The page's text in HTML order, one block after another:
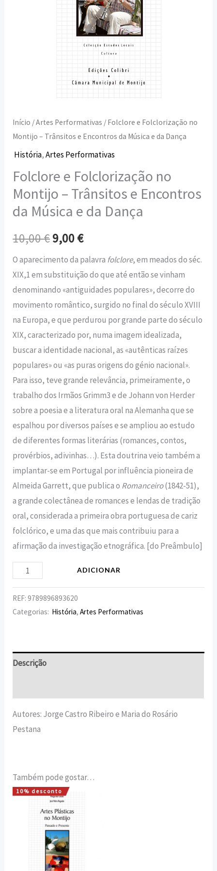
Início /Artes Performativas / Folclore e Folclorização no
Montijo – Trânsitos e Encontros da Música e da Dança
História,Artes Performativas
Folclore e Folclorização no
Montijo – Trânsitos e Encontros
da Música e da Dança
10,00€9,00€
O aparecimento da palavra folclore, em meados do séc.
XIX,1 em substituição do que até então se vinham
denominando «antiguidades populares», decorre do
movimento romântico, surgido no final do século XVIII
na Europa, e que perdurou por grande parte do século
XIX, caracterizado por, numa imagem idealizada,
buscar a identidade nacional, as «autênticas raízes
populares» ou «as puras origens do génio nacional».
Para isso, teve grande relevância, primeiramente, o
trabalho dos Irmãos Grimm3 e de Johann von Herder
sobre a poesia e a literatura oral na Alemanha que se
espalhou por diversos países e se ampliou ao estudo
de diferentes formas literárias (romances, contos,
provérbios, adivinhas…). Esta doutrina veio também a
implantar-se em Portugal por influência pioneira de
Almeida Garrett, que publica o Romanceiro(1842-51),
a grande colectânea de romances e lendas de tradição
oral, considerada a primeira obra portuguesa de cariz
folclórico, e uma das que mais contribuiu para a
afirmação da investigação etnográfica. [do Preâmbulo]
ADICIONAR
REF:9789896893620
Categorias: História,Artes Performativas
Descrição
Autores: Jorge Castro Ribeiro e Maria do Rosário
Pestana
Também pode gostar…
10% desconto
O
preço
original
era:
15,00 €.
O
preço
atual
é:
13,50 €.